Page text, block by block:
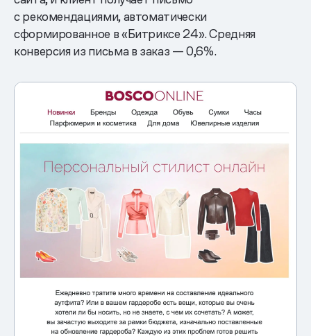
с рекомендациями, автоматически
сформированное в «Битриксе 24». Средняя
конверсия из письма в заказ — 0,6%.